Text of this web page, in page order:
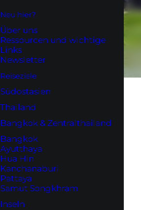
Neu hier?
Über uns
Ressourcen und wichtige
Links
Newsletter
Reiseziele
Südostasien
Thailand
Bangkok & Zentralthailand
Bangkok
Ayutthaya
Hua Hin
Kanchanaburi
Pattaya
Samut Songkhram
Inseln